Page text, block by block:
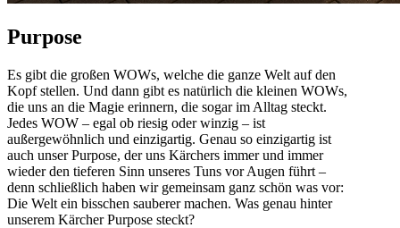
Purpose
Es gibt die großen WOWs, welche die ganze Welt auf den
Kopf stellen. Und dann gibt es natürlich die kleinen WOWs,
die uns an die Magie erinnern, die sogar im Alltag steckt.
Jedes WOW – egal ob riesig oder winzig – ist
außergewöhnlich und einzigartig. Genau so einzigartig ist
auch unser Purpose, der uns Kärchers immer und immer
wieder den tieferen Sinn unseres Tuns vor Augen führt –
denn schließlich haben wir gemeinsam ganz schön was vor:
Die Welt ein bisschen sauberer machen. Was genau hinter
unserem Kärcher Purpose steckt?